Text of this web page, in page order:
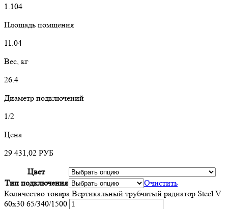
1.104
Площадь помщения
11.04
Вес, кг
26.4
Диаметр подключений
1/2
Цена
29 431,02 РУБ
Цвет
Тип подключения
Очистить
Количество товара Вертикальный трубчатый радиатор Steel V
60х30 65/340/1500